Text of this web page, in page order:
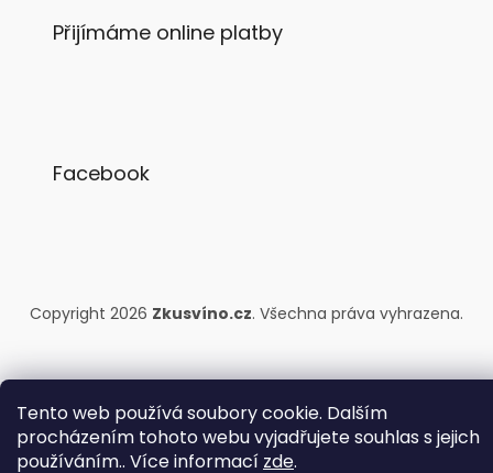
Tento web používá soubory cookie. Dalším
procházením tohoto webu vyjadřujete souhlas s jejich
používáním.. Více informací zde.
Přijímáme online platby
Facebook
Copyright 2026 Zkusvíno.cz. Všechna práva vyhrazena.